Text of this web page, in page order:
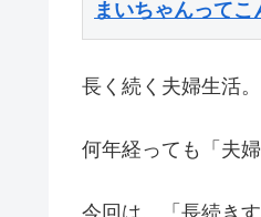
まいちゃんってこ
長く続く夫婦生活。
何年経っても「夫
今回は、「長続き